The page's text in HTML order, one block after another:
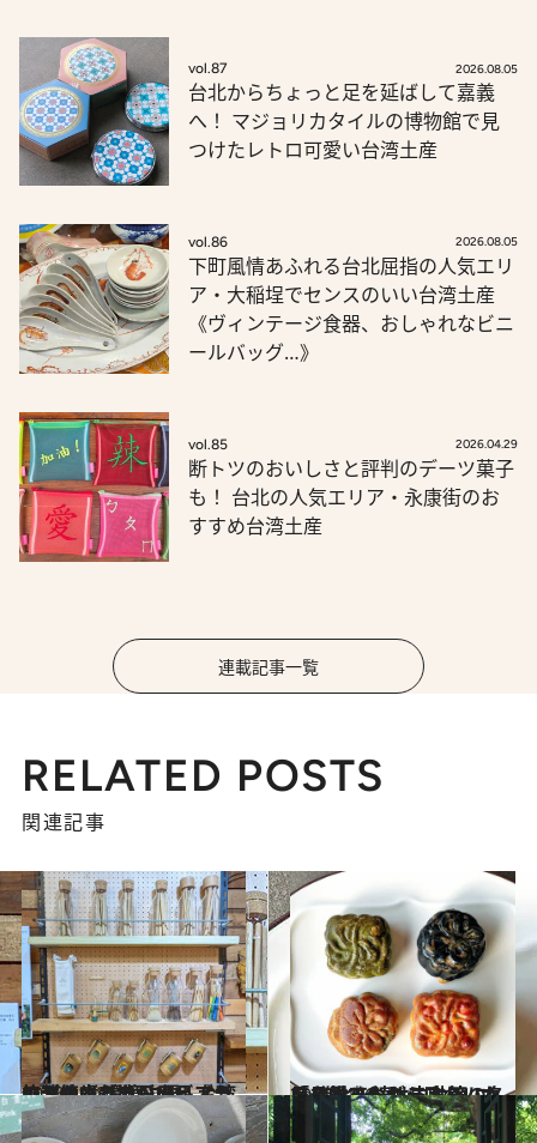
vol.87 2026.08.05
台北からちょっと足を延ばして嘉義
へ！ マジョリカタイルの博物館で見
つけたレトロ可愛い台湾土産
vol.86 2026.08.05
下町風情あふれる台北屈指の人気エリ
ア・大稲埕でセンスのいい台湾土産
《ヴィンテージ食器、おしゃれなビニ
ールバッグ…》
vol.85 2026.04.29
断トツのおいしさと評判のデーツ菓子
も！ 台北の人気エリア・永康街のお
すすめ台湾土産
連載記事一覧
RELATED POSTS
関連記事
2022.10.8
竹製の歯ブラシやビアカップなど 環境に優しくて、使い心地がいい 台湾の洗練された日用品ブランド
旅＆お出かけ 2022.8.26
トリュフやカラスミ、カスタード入り 中秋節に名月を愛でながら味わいたい 進化を続ける台湾の「月餅」
旅＆お出かけ